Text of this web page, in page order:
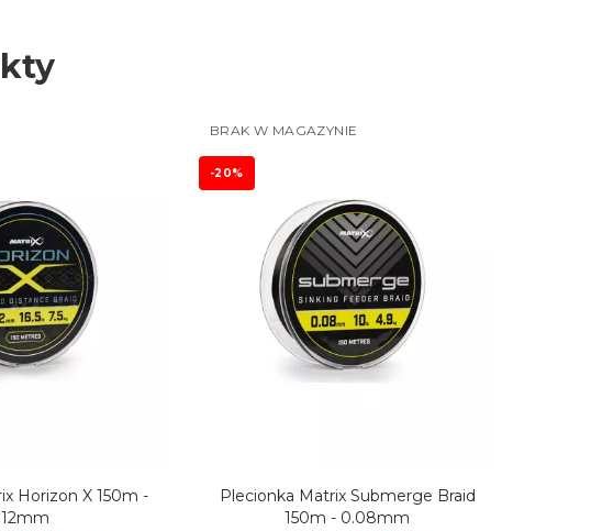
Horizon X 150m -
BRAK W MAGAZYNIE
-20%
Plecionka Matrix Submerge Braid
150m - 0.08mm